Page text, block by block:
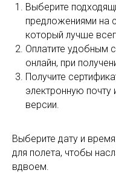
Выберите
предложениями на
который лучше
Оплатите удобным
онлайн, при
Получите
электронную почту
версии.
Выберите дату и
для полета, чтобы
вдвоем.